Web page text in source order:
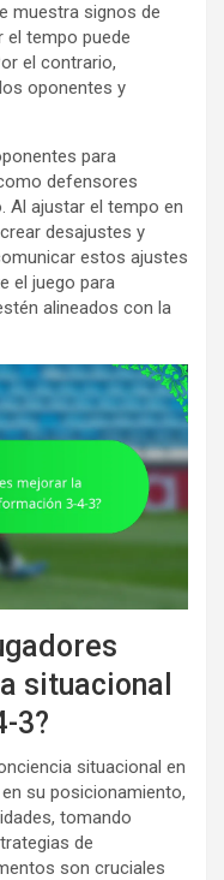
muestra signos de
el tempo puede
el contrario,
oponentes y
para
defensores
Al ajustar el tempo en
desajustes y
estos ajustes
el juego para
alineados con la
situacional
3?
situacional en
su posicionamiento,
tomando
de
son cruciales